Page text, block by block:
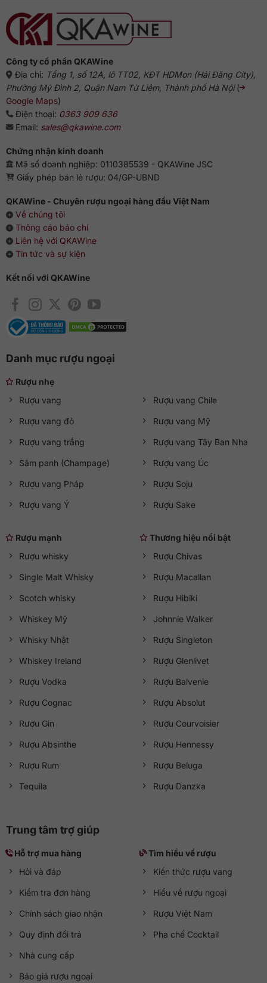
Gợi
ý
chuẩn
vị
từ
chuyên
Công ty cổ phần QKAWine
Địa chỉ: Tầng 1, số 12A, lô TT02, KĐT HDMon (Hải Đăng City),
Phường Mỹ Đình 2, Quận Nam Từ Liêm, Thành phố Hà Nội(
Google Maps)
Điện thoại: 0363 909 636
Email: sales@qkawine.com
Chứng nhận kinh doanh
Mã số doanh nghiệp: 0110385539 - QKAWine JSC
Giấy phép bán lẻ rượu: 04/GP-UBND
QKAWine - Chuyên rượu ngoại hàng đầu Việt Nam
Về chúng tôi
Thông cáo báo chí
Liên hệ với QKAWine
Tin tức và sự kiện
Kết nối với QKAWine
Danh mục rượu ngoại
Rượu nhẹ
Rượu vang
Rượu vang đỏ
Rượu vang trắng
Sâm panh (Champage)
Rượu vang Pháp
Rượu vang Ý
Rượu vang Chile
Rượu vang Mỹ
Rượu vang Tây Ban Nha
Rượu vang Úc
Rượu Soju
Rượu Sake
Rượu mạnh
Rượu whisky
Single Malt Whisky
Scotch whisky
Whiskey Mỹ
Whisky Nhật
Whiskey Ireland
Rượu Vodka
Rượu Cognac
Rượu Gin
Rượu Absinthe
Rượu Rum
Tequila
Thương hiệu nổi bật
Rượu Chivas
Rượu Macallan
Rượu Hibiki
Johnnie Walker
Rượu Singleton
Rượu Glenlivet
Rượu Balvenie
Rượu Absolut
Rượu Courvoisier
Rượu Hennessy
Rượu Beluga
Rượu Danzka
Trung tâm trợ giúp
Hỗ trợ mua hàng
Hỏi và đáp
Kiểm tra đơn hàng
Chính sách giao nhận
Quy định đổi trả
Nhà cung cấp
Báo giá rượu ngoại
Tìm hiểu về rượu
Kiến thức rượu vang
Hiểu về rượu ngoại
Rượu Việt Nam
Pha chế Cocktail